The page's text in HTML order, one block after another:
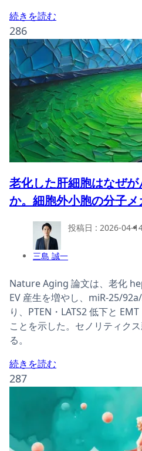
続きを読む
286
老化した肝細胞はなぜ
か。細胞外小胞の分子
三島 誠一
投稿日 : 2026-04-
Nature Aging 論文は、老化
EV 産生を増やし、miR-25/
り、PTEN・LATS2 低下と
ことを示した。セノリティク
る。
続きを読む
287